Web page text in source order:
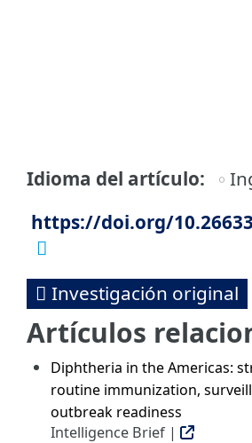
Idioma del artículo
https://doi.org/10.26633/
Investigación original
Artículos
Diphtheria in the Americas:
routine immunization,
outbreak readiness
Intelligence Brief |